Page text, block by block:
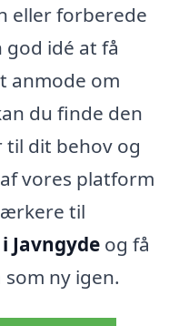
eller forberede
idé at få
anmode om
du finde den
til dit behov og
vores platform
til
Javngyde og få
ny igen.